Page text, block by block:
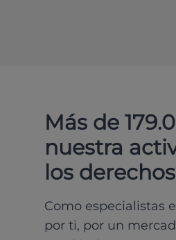
Más de
nuestra
los
Como especialistas
por ti, por un